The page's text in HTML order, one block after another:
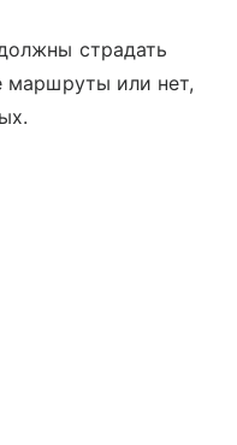
страдать
маршруты или нет,